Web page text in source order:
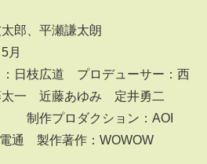
郎、平瀬謙太朗
月
：日枝広道 プロデューサー：西
一 近藤あゆみ 定井勇二
制作プロダクション：AOI
通 製作著作：WOWOW